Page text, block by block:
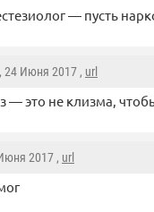
— пусть
, 24 Июня 2017 , url
— это не клизма,
2017 , url